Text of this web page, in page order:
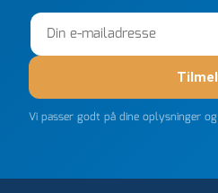
Vi passer godt på dine oplysninger